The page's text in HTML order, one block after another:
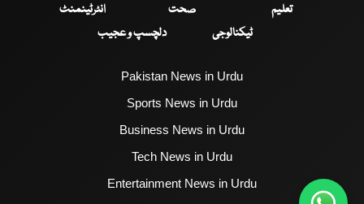
تعلیم
صحت
انٹرٹینمنٹ
ٹیکنالوجی
دلچسپ و عجیب
Pakistan News in Urdu
Sports News in Urdu
Business News in Urdu
Tech News in Urdu
Entertainment News in Urdu